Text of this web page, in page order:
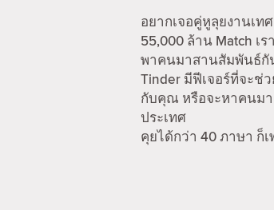
อยากเจอคู่หูลุยงานเ
55,000 ล้าน Match เ
พาคนมาสานสัมพันธ์กั
Tinder มีฟีเจอร์ที่จะ
กับคุณ หรือจะหาคนมา
ประเทศ
คุยได้กว่า 40 ภาษา ก็